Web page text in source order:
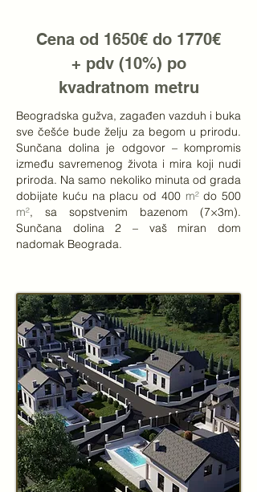
Cena od 1650€ do 1770€
+ pdv (10%) po
kvadratnom metru
Beogradska gužva, zagađen vazduh i buka
sve češće bude želju za begom u prirodu.
Sunčana dolina je odgovor – kompromis
između savremenog života i mira koji nudi
priroda. Na samo nekoliko minuta od grada
dobijate kuću na placu od 400 m² do 500
m², sa sopstvenim bazenom (7×3m).
Sunčana dolina 2 – vaš miran dom
nadomak Beograda.